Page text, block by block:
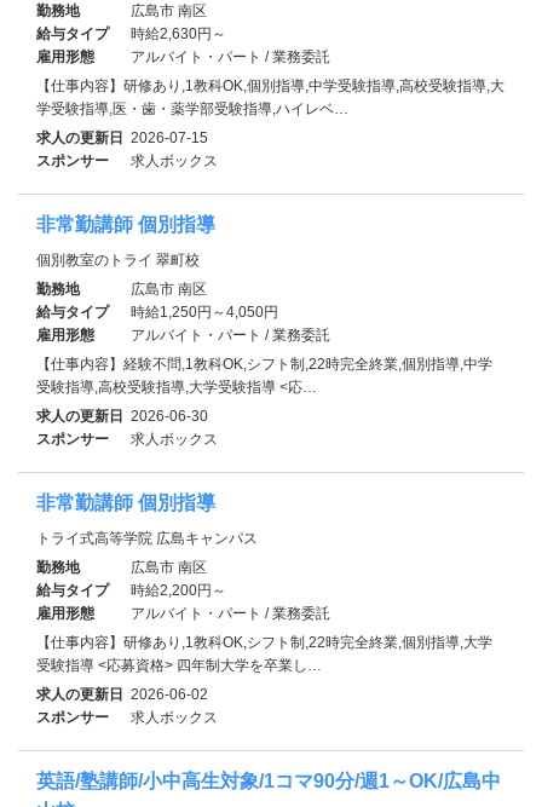
勤務地
広島市 南区
給与タイプ
時給2,630円～
雇用形態
アルバイト・パート / 業務委託
【仕事内容】研修あり,1教科OK,個別指導,中学受験指導,高校受験指導,大
学受験指導,医・歯・薬学部受験指導,ハイレベ…
求人の更新日 2026-07-15
スポンサー
求人ボックス
非常勤講師 個別指導
個別教室のトライ 翠町校
勤務地
広島市 南区
給与タイプ
時給1,250円～4,050円
雇用形態
アルバイト・パート / 業務委託
【仕事内容】経験不問,1教科OK,シフト制,22時完全終業,個別指導,中学
受験指導,高校受験指導,大学受験指導 <応…
求人の更新日 2026-06-30
スポンサー
求人ボックス
非常勤講師 個別指導
トライ式高等学院 広島キャンパス
勤務地
広島市 南区
給与タイプ
時給2,200円～
雇用形態
アルバイト・パート / 業務委託
【仕事内容】研修あり,1教科OK,シフト制,22時完全終業,個別指導,大学
受験指導 <応募資格> 四年制大学を卒業し…
求人の更新日 2026-06-02
スポンサー
求人ボックス
英語/塾講師/小中高生対象/1コマ90分/週1～OK/広島中